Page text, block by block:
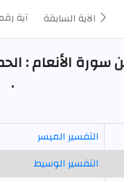
الآية السابقة آية رقم
و تفسير الآية 1 من
.
التفسير الميسر
التفسير الوسيط